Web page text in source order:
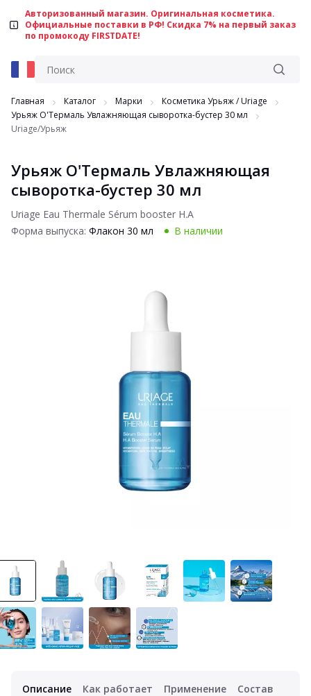
Авторизованный магазин. Оригинальная косметика.
Официальные поставки в РФ! Скидка 7% на первый заказ
по промокоду FIRSTDATE!
Главная Каталог Марки
Косметика Урьяж / Uriage
Урьяж О'Термаль Увлажняющая сыворотка-бустер 30 мл
Uriage/Урьяж
Урьяж О'Термаль Увлажняющая
сыворотка-бустер 30 мл
Uriage Eau Thermale Sérum booster H.A
Форма выпуска: Флакон 30 мл В наличии
Описание Как работает Применение Состав